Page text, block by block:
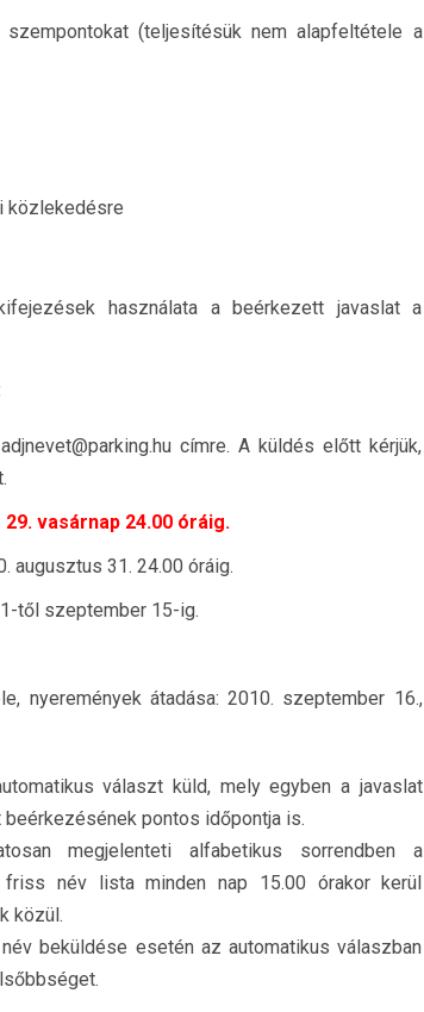
(teljesítésük nem alapfeltétele a
közlekedésre
használata a beérkezett javaslat a
címre. A küldés előtt kérjük,
vasárnap 24.00 óráig.
augusztus 31. 24.00 óráig.
től szeptember 15-ig.
nyeremények átadása: 2010. szeptember 16.,
választ küld, mely egyben a javaslat
pontos időpontja is.
megjelenteti alfabetikus sorrendben a
friss név lista minden nap 15.00 órakor kerül
közül.
beküldése esetén az automatikus válaszban